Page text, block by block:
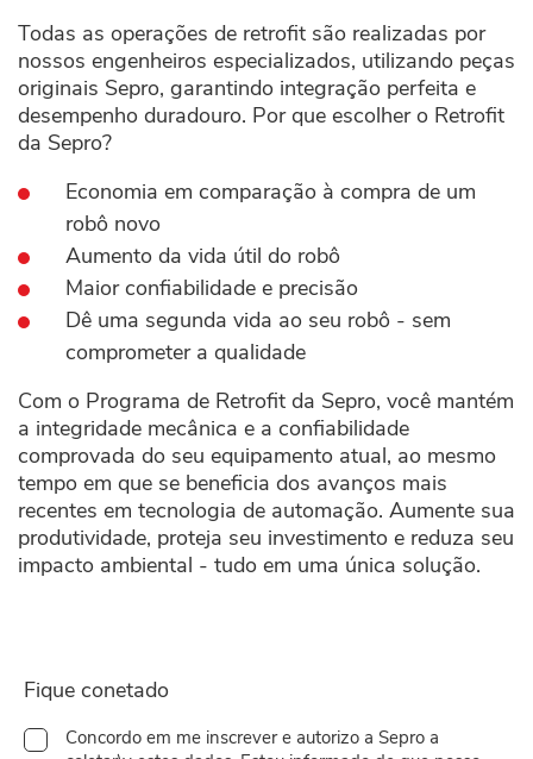
Todas as operações de retrofit são realizadas por
nossos engenheiros especializados, utilizando peças
originais Sepro, garantindo integração perfeita e
desempenho duradouro. Por que escolher o Retrofit
da Sepro?
Economia em comparação à compra de um
robô novo
Aumento da vida útil do robô
Maior confiabilidade e precisão
Dê uma segunda vida ao seu robô - sem
comprometer a qualidade
Com o Programa de Retrofit da Sepro, você mantém
a integridade mecânica e a confiabilidade
comprovada do seu equipamento atual, ao mesmo
tempo em que se beneficia dos avanços mais
recentes em tecnologia de automação. Aumente sua
produtividade, proteja seu investimento e reduza seu
impacto ambiental - tudo em uma única solução.
Fique conetado
Concordo em me inscrever e autorizo a Sepro a